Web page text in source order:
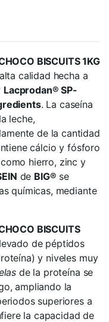
BISCUITS 1KG
calidad hecha a
Lacprodan® SP-
. La caseína
leche,
de la cantidad
cálcio y fósforo
hierro, zinc y
de BIG® se
químicas, mediante
BISCUITS
de péptidos
y niveles muy
de la proteína se
ampliando la
superiores a
la capacidad de